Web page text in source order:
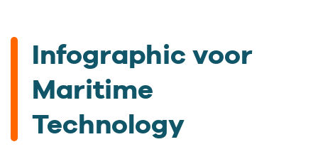
Infographic voor
Maritime
Technology